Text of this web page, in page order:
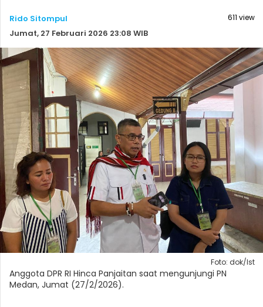
Rido Sitompul
Jumat, 27 Februari 2026 23:08 WIB
611 view
Foto: dok/Ist
Anggota DPR RI Hinca Panjaitan saat mengunjungi PN
Medan, Jumat (27/2/2026).